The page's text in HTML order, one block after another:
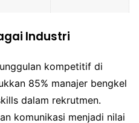
Industri
kompetitif di
85% manajer bengkel
dalam rekrutmen.
komunikasi menjadi nilai